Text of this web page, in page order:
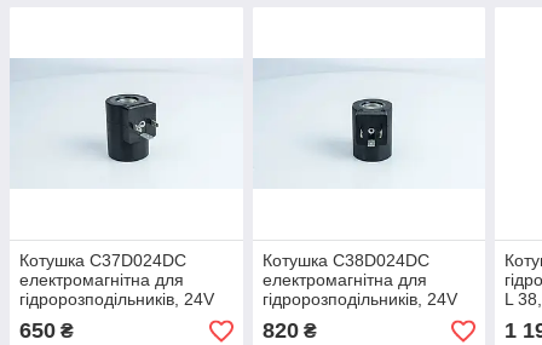
Котушка C37D024DC
електромагнітна для
гідророзподільників, 24V
DC, L 50 мм, ⌀14
650 ₴
Котушка C38D024DC
електромагнітна для
гідророзподільників, 24V
DC, L 50 мм, ⌀16, LUEN
820₴
L
1